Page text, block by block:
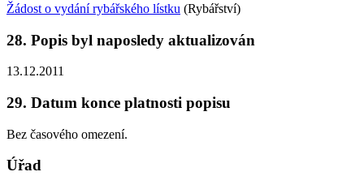
Žádost o vydání rybářského lístku (Rybářství)
28. Popis byl naposledy aktualizován
13.12.2011
29. Datum konce platnosti popisu
Bez časového omezení.
Úřad